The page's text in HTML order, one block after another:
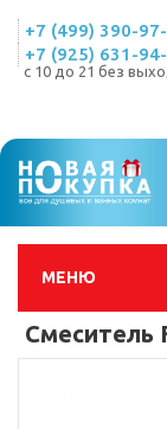
+7 (499) 390-
+7 (925) 631-
с 10 до 21 без
МЕНЮ
Смеситель